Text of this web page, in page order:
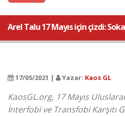
Arel Talu 17 Mayıs için çizdi:
17/05/2021 | Yazar: Kaos GL
KaosGL.org, 17 Mayıs
İnterfobi ve Transfobi Karşıtı